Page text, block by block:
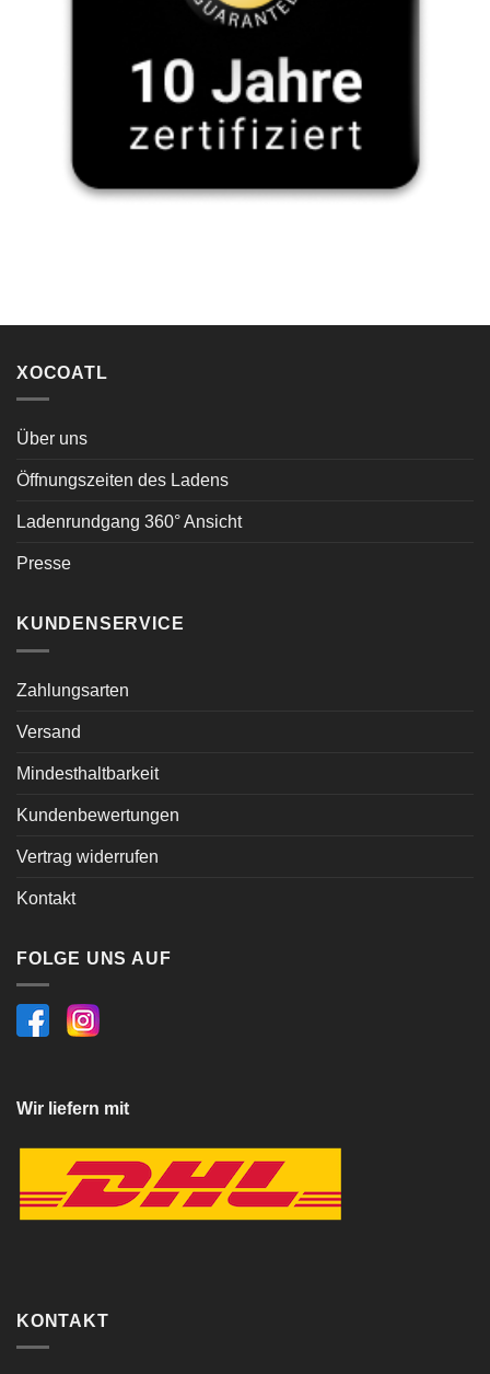
XOCOATL
Über uns
Öffnungszeiten des Ladens
Ladenrundgang 360° Ansicht
Presse
KUNDENSERVICE
Zahlungsarten
Versand
Mindesthaltbarkeit
Kundenbewertungen
Vertrag widerrufen
Kontakt
FOLGE UNS AUF
Wir liefern mit
KONTAKT